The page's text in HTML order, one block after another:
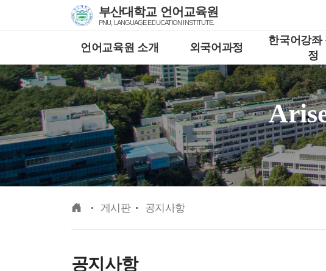
부산대학교 언어교육원
PNU, LANGUAGE EDUCATION INSTITUTE.
언어교육원 소개 외국어과정
한국어강좌
정
메인 게시판 공지사항
공지사항